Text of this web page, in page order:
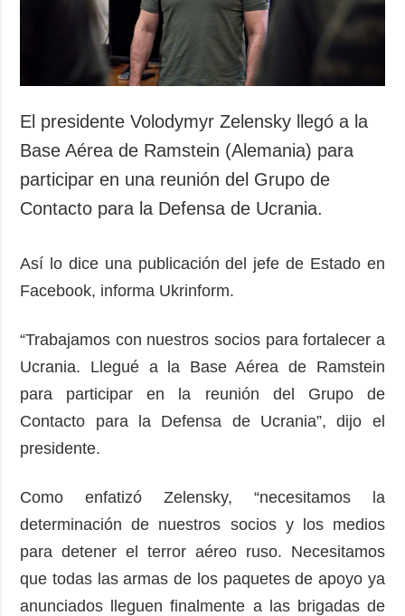
Sociedad y
Cultura
Deportes
Crimen
Desastres y
datos personales
ADICIONAL
Podcasts
Entrevistas
Fotos
Releases
SERVICIOS
Suscripción
El presidente Volodymyr Zelensky llegó a la
Base Aérea de Ramstein (Alemania) para
participar en una reunión del Grupo de
Contacto para la Defensa de Ucrania.
Así lo dice una publicación del jefe de Estado en
Facebook, informa Ukrinform.
“Trabajamos con nuestros socios para fortalecer a
Ucrania. Llegué a la Base Aérea de Ramstein
para participar en la reunión del Grupo de
Contacto para la Defensa de Ucrania”, dijo el
presidente.
Como enfatizó Zelensky, “necesitamos la
determinación de nuestros socios y los medios
para detener el terror aéreo ruso. Necesitamos
que todas las armas de los paquetes de apoyo ya
anunciados lleguen finalmente a las brigadas de